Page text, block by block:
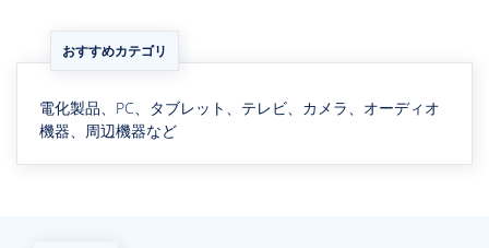
おすすめカテゴリ
電化製品、PC、タブレット、テレビ、カメラ、オーディオ
機器、周辺機器など